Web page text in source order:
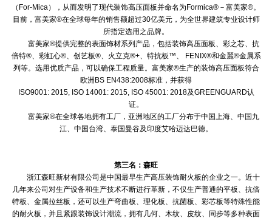
（For-Mica），从而发明了现代装饰高压面板并命名为Formica®－富美家®。
目前，富美家®在全球每年的销售额超过30亿美元，为全世界建筑专业设计师
所指定选用之品牌。
富美家®提供完整的表面饰材系列产品，包括装饰高压面板、彩之芯、抗
倍特®、彩虹心®、创艺板®、火立克®+、特抗板™、 FENIX®和金麗®金属系
列等。选用优质产品，可以确保工程质量。富美家®生产的装饰高压面板符合
欧洲BS EN438:2008标准，并获得
ISO9001: 2015, ISO 14001: 2015, ISO 45001: 2018及GREENGUARD认
证。
富美家®在全球各地拥有工厂，亚洲地区的工厂分布于中国上海、中国九
江、中国台湾、泰国曼谷及印度艾哈迈达巴德。
第三名：森旺
浙江森旺新材有限公司是中国最早生产高压装饰耐火板的企业之一。近十
几年来公司对生产设备和生产技术不断进行革新，不仅生产普通的平板、抗倍
特板、金属拉丝板，还可以生产弯曲板、理化板、抗菌板、彩芯板等特殊性能
的耐火板，并且紧跟装饰设计潮流，拥有几何、木纹、皮纹、同步等多种表面